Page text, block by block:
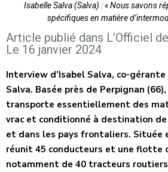
Isabelle Salva (Salva) : « Nous savons
spécifiques en matière
Article publié dans L’Officiel
Le 16 janvier 2024
Interview d’Isabel Salva, co-
Salva. Basée près de Perpignan
transporte essentiellement des
vrac et conditionné à destination de
et dans les pays frontaliers. Située
réunit 45 conducteurs et une flotte
notamment de 40 tracteurs